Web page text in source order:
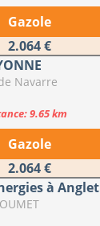
Gazole
2.064 €
Navarre
9.65 km
Gazole
2.064 €
à Anglet